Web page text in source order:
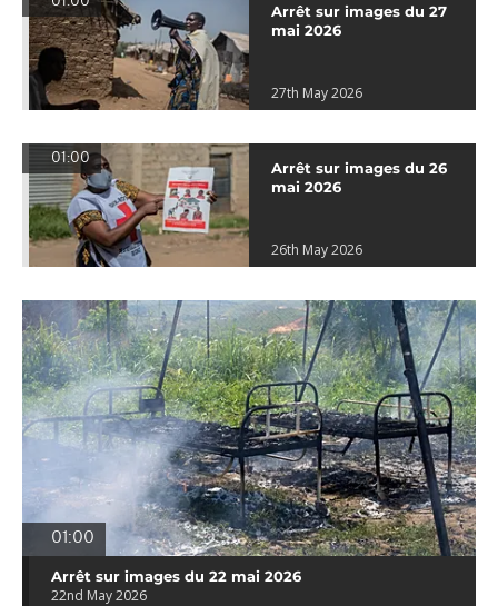
Arrêt sur images du 27
mai 2026
27th May 2026
01:00
Arrêt sur images du 26
mai 2026
26th May 2026
01:00
Arrêt sur images du 22 mai 2026
22nd May 2026